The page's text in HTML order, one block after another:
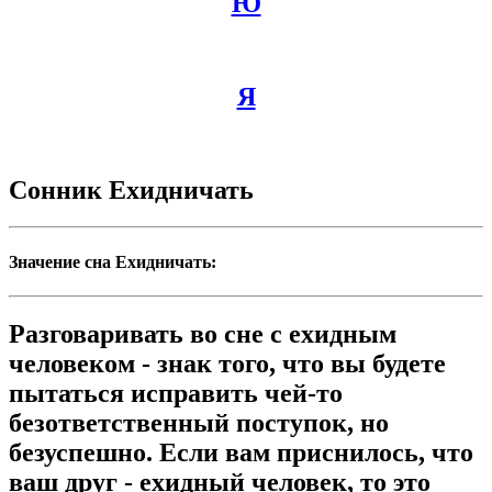
Я
Сонник Ехидничать
Значение сна Ехидничать:
Разговаривать во сне с ехидным
человеком - знак того, что вы будете
пытаться исправить чей-то
безответственный поступок, но
безуспешно. Если вам приснилось, что
ваш друг - ехидный человек, то это